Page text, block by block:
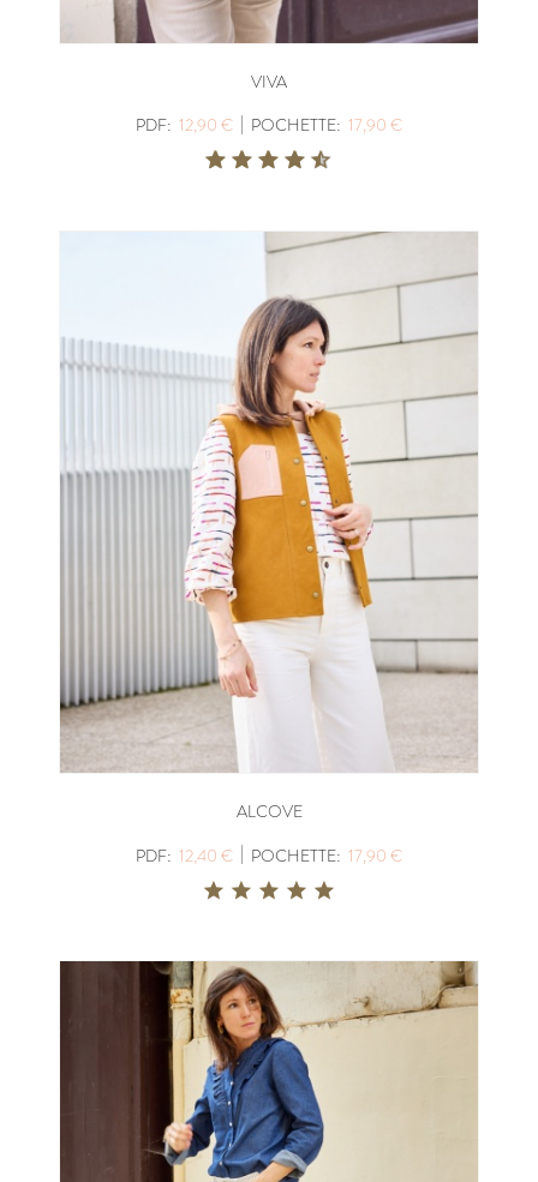
VIVA
PDF: 12,90 € | POCHETTE: 17,90 €
ALCOVE
PDF: 12,40 € | POCHETTE: 17,90 €